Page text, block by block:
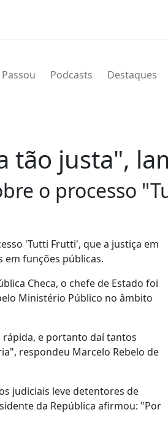
Passou Podcasts Destaques
tão justa",
o processo
'Tutti Frutti', que a justiça em
em funções públicas.
Checa, o chefe de Estado foi
Ministério Público no âmbito
rápida, e portanto daí tantos
respondeu Marcelo Rebelo de
judiciais leve detentores de
da República afirmou: "Por